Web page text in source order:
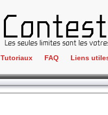
Tutoriaux FAQ Liens
IRC
Newbie